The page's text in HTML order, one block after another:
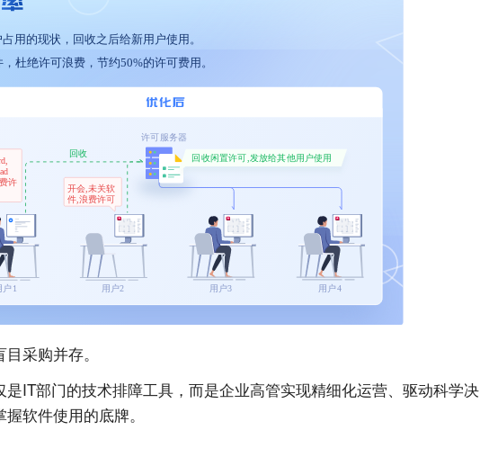
采购并存。
是IT部门的技术排障工具，而是企业高管实现精细化运营、驱动科学决
软件使用的底牌。